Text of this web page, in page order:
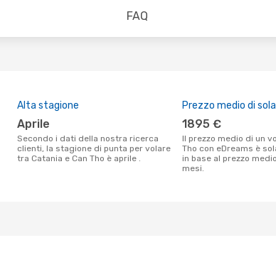
FAQ
Alta stagione
aprile
Secondo i dati della nostra ricerca
clienti, la stagione di punta per volare
tra Catania e Can Tho è aprile .
Prezzo medio di
1895 €
Il prezzo medio di un volo Catania - Can
Tho con eDreams è
in base al prezzo
mesi.